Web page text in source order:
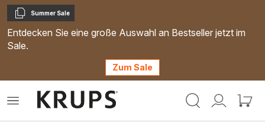
Kopieren
Summer Sale
Entdecken Sie eine große Auswahl an Bestseller jetzt im
Sale.
Zum Sale
Mein
Mein
Das